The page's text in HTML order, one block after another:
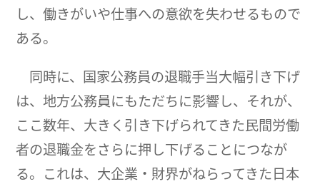
し、働きがいや仕事への意欲を失わせるもので
ある。
同時に、国家公務員の退職手当大幅引き下げ
は、地方公務員にもただちに影響し、それが、
ここ数年、大きく引き下げられてきた民間労働
者の退職金をさらに押し下げることにつなが
る。これは、大企業・財界がねらってきた日本